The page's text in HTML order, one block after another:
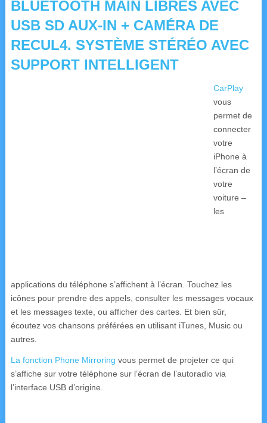
BLUETOOTH MAIN LIBRES AVEC
USB SD AUX-IN + CAMÉRA DE
RECUL4. SYSTÈME STÉRÉO AVEC
SUPPORT INTELLIGENT
CarPlay
vous
permet de
connecter
votre
iPhone à
l’écran de
votre
voiture –
les
applications du téléphone s’affichent à l’écran. Touchez les
icônes pour prendre des appels, consulter les messages vocaux
et les messages texte, ou afficher des cartes. Et bien sûr,
écoutez vos chansons préférées en utilisant iTunes, Music ou
autres.
La fonction Phone Mirroring vous permet de projeter ce qui
s’affiche sur votre téléphone sur l’écran de l’autoradio via
l’interface USB d’origine.